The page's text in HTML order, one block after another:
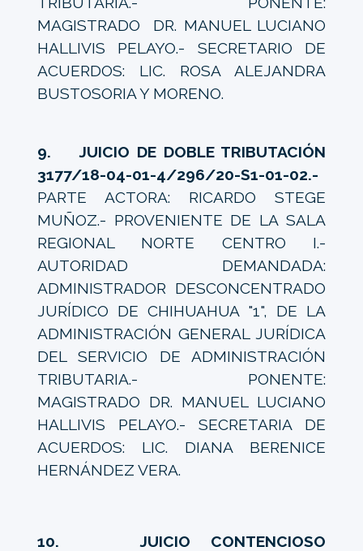
MAGISTRADO DR. MANUEL LUCIANO
HALLIVIS PELAYO.- SECRETARIO DE
ACUERDOS: LIC. ROSA ALEJANDRA
BUSTOSORIA Y MORENO.
9. JUICIO DE DOBLE TRIBUTACIÓN
3177/18-04-01-4/296/20-S1-01-02.-
PARTE ACTORA: RICARDO STEGE
MUÑOZ.- PROVENIENTE DE LA SALA
REGIONAL NORTE CENTRO I.-
AUTORIDAD DEMANDADA:
ADMINISTRADOR DESCONCENTRADO
JURÍDICO DE CHIHUAHUA "1", DE LA
ADMINISTRACIÓN GENERAL JURÍDICA
DEL SERVICIO DE ADMINISTRACIÓN
TRIBUTARIA.- PONENTE:
MAGISTRADO DR. MANUEL LUCIANO
HALLIVIS PELAYO.- SECRETARIA DE
ACUERDOS: LIC. DIANA BERENICE
HERNÁNDEZ VERA.
10. JUICIO CONTENCIOSO